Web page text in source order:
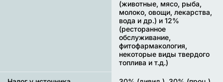
(животные, мясо, рыба,
молоко, овощи, лекарства,
вода и др.) и 12%
(ресторанное
обслуживание,
фитофармакология,
некоторые виды твердого
топлива и т.д.)